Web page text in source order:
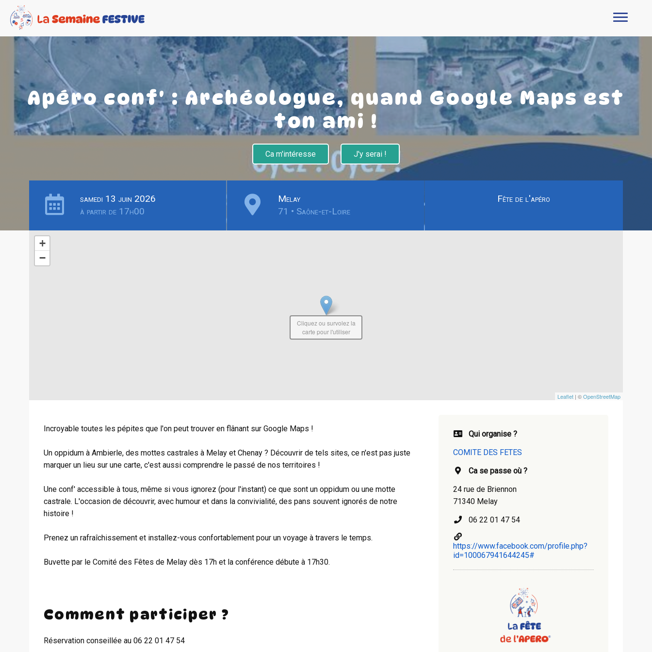
Apéro conf' : Archéologue, quand Google Maps est
ton ami !
Ca m'intéresse J'y serai !
samedi 13 juin 2026
à partir de 17h00
Melay
71 • Saône-et-Loire
Fête de l'apéro
+
−
Leaflet | ©OpenStreetMap
Cliquez ou survolez la
carte pour l'utiliser
Incroyable toutes les pépites que l'on peut trouver en flânant sur Google Maps !
Un oppidum à Ambierle, des mottes castrales à Melay et Chenay ? Découvrir de tels sites, ce n'est pas juste
marquer un lieu sur une carte, c'est aussi comprendre le passé de nos territoires !
Une conf' accessible à tous, même si vous ignorez (pour l'instant) ce que sont un oppidum ou une motte
castrale. L'occasion de découvrir, avec humour et dans la convivialité, des pans souvent ignorés de notre
histoire !
Prenez un rafraîchissement et installez-vous confortablement pour un voyage à travers le temps.
Buvette par le Comité des Fêtes de Melay dès 17h et la conférence débute à 17h30.
Comment participer ?
Réservation conseillée au 06 22 01 47 54
Qui organise ?
COMITE DES FETES
Ca se passe où ?
24 rue de Briennon
71340 Melay
06 22 01 47 54
https://www.facebook.com/profile.php?
id=100067941644245#